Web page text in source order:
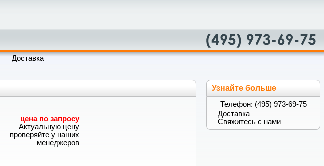
Доставка
цена по запросу
Актуальную цену
проверяйте у наших
менеджеров
Узнайте больше
Телефон: (495) 973-69-75
Доставка
Свяжитесь с нами